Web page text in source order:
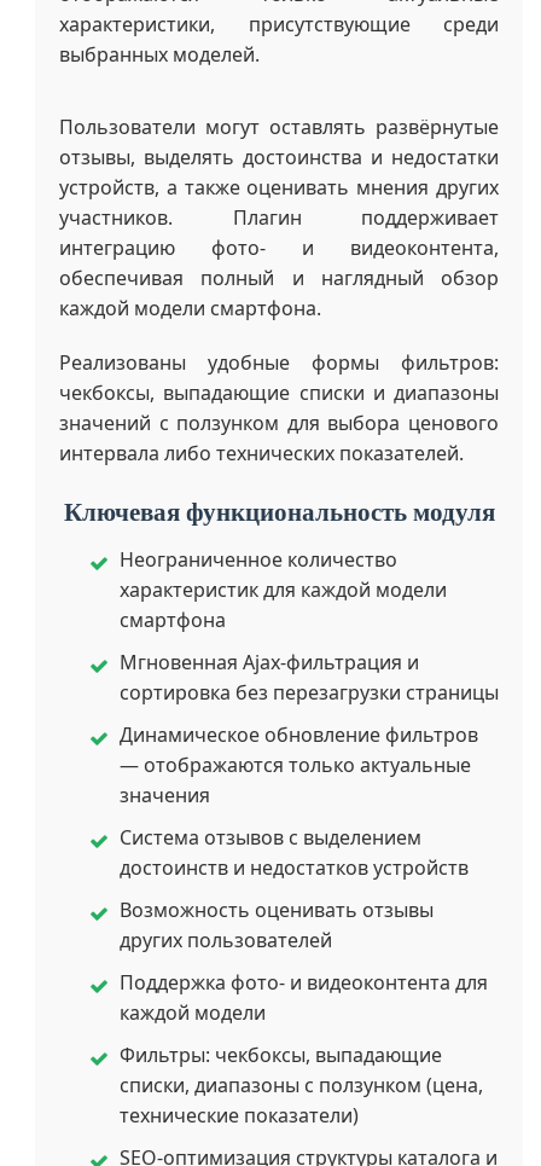
характеристики, присутствующие среди
выбранных моделей.
Пользователи могут оставлять развёрнутые
отзывы, выделять достоинства и недостатки
устройств, а также оценивать мнения других
участников. Плагин поддерживает
интеграцию фото- и видеоконтента,
обеспечивая полный и наглядный обзор
каждой модели смартфона.
Реализованы удобные формы фильтров:
чекбоксы, выпадающие списки и диапазоны
значений с ползунком для выбора ценового
интервала либо технических показателей.
Ключевая функциональность модуля
Неограниченное количество
характеристик для каждой модели
смартфона
Мгновенная Ajax-фильтрация и
сортировка без перезагрузки страницы
Динамическое обновление фильтров
— отображаются только актуальные
значения
Система отзывов с выделением
достоинств и недостатков устройств
Возможность оценивать отзывы
других пользователей
Поддержка фото- и видеоконтента для
каждой модели
Фильтры: чекбоксы, выпадающие
списки, диапазоны с ползунком (цена,
технические показатели)
SEO-оптимизация структуры каталога и